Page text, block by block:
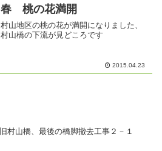
春 桃の花満開
村山地区の桃の花が満開になりました、
村山橋の下流が見どころです
2015.04.23
旧村山橋、最後の橋脚撤去工事２－１